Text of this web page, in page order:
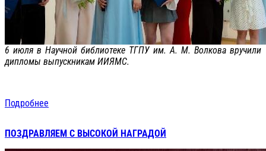
6 июля в Научной библиотеке ТГПУ им. А. М. Волкова вручили
дипломы выпускникам ИИЯМС.
Подробнее
ПОЗДРАВЛЯЕМ С ВЫСОКОЙ НАГРАДОЙ